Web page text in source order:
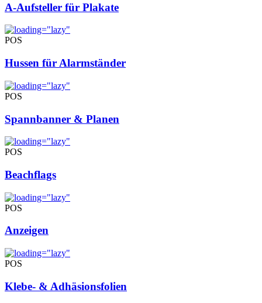
A-Aufsteller für Plakate
POS
Hussen für Alarmständer
POS
Spannbanner & Planen
POS
Beachflags
POS
Anzeigen
POS
Klebe- & Adhäsionsfolien